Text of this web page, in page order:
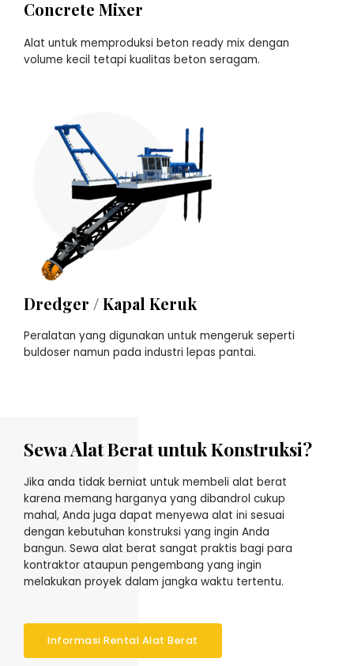
Concrete Mixer
Alat untuk memproduksi beton ready mix dengan
volume kecil tetapi kualitas beton seragam.
Dredger / Kapal Keruk
Peralatan yang digunakan untuk mengeruk seperti
buldoser namun pada industri lepas pantai.
Sewa Alat Berat untuk Konstruksi?
Jika anda tidak berniat untuk membeli alat berat
karena memang harganya yang dibandrol cukup
mahal, Anda juga dapat menyewa alat ini sesuai
dengan kebutuhan konstruksi yang ingin Anda
bangun. Sewa alat berat sangat praktis bagi para
kontraktor ataupun pengembang yang ingin
melakukan proyek dalam jangka waktu tertentu.
Informasi Rental Alat Berat